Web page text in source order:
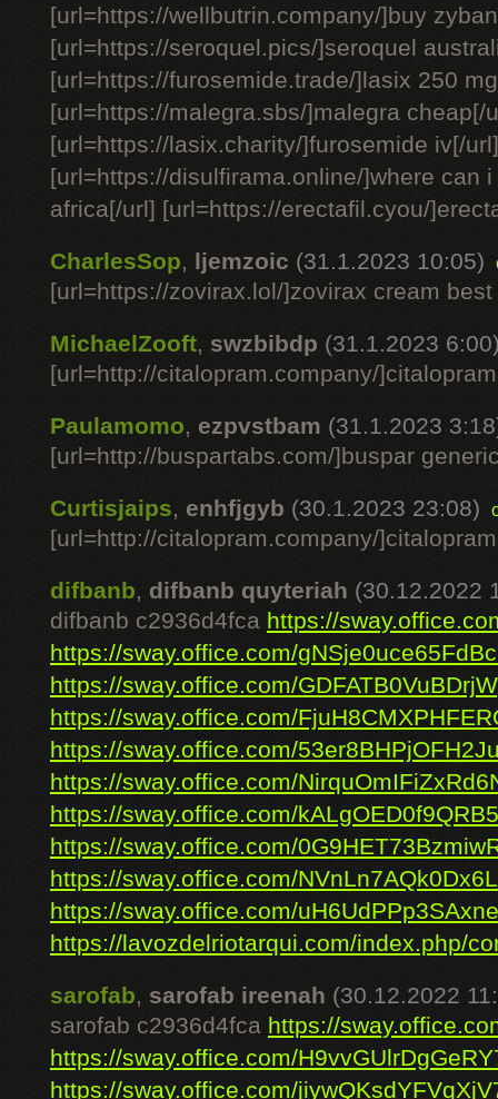
[url=https://wellbutrin.company/]buy
[url=https://seroquel.pics/]seroquel
[url=https://furosemide.trade/]lasix 250
[url=https://malegra.sbs/]malegra cheap[/
[url=https://lasix.charity/]furosemide iv[/url]
[url=https://disulfirama.online/]where can
africa[/url] [url=https://erectafil.cyou/
CharlesSop, ljemzoic (31.1.2023 10:05)
[url=https://zovirax.lol/]zovirax cream
MichaelZooft, swzbibdp (31.1.2023
[url=http://citalopram.company/
Paulamomo, ezpvstbam (31.1.2023
[url=http://buspartabs.com/]buspar
Curtisjaips, enhfjgyb (30.1.2023 23:08)
[url=http://citalopram.company/
difbanb, difbanb quyteriah (30.12.2022
difbanb c2936d4fca https://
https://sway.office.com/
https://sway.office.com/
https://sway.office.com/
https://sway.office.com/
https://sway.office.com/
https://sway.office.com/
https://sway.office.com/
https://sway.office.com/
https://sway.office.com/
https://lavozdelriotarqui.com/index.php/
sarofab, sarofab ireenah (30.12.2022
sarofab c2936d4fca https://
https://sway.office.com/
https://sway.office.com/